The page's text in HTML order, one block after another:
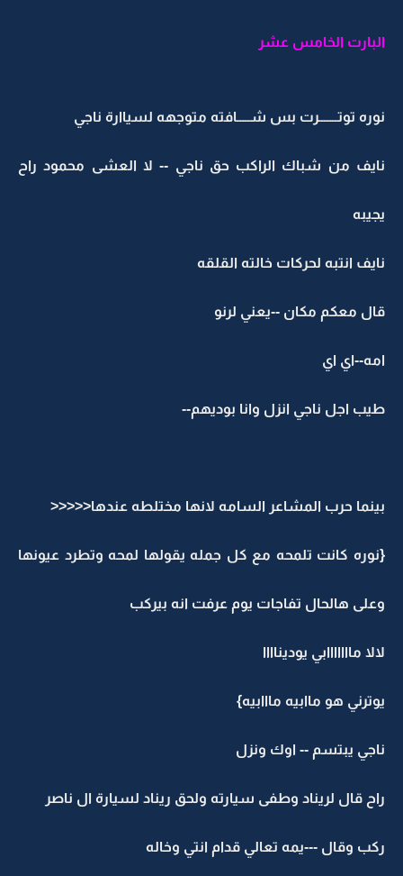
البارت الخامس عشر
نوره توتـــــــرت بس شـــــافته متوجهه لسياارة ناجي
نايف من شباك الراكب حق ناجي -- لا العشى محمود راح
يجيبه
نايف انتبه لحركات خالته القلقه
قال معكم مكان --يعني لرنو
امه--اي اي
طيب اجل ناجي انزل وانا بوديهم--
بينما حرب المشاعر السامه لانها مختلطه عندها<<<<<
{نوره كانت تلمحه مع كل جمله يقولها لمحه وتطرد عيونها
وعلى هالحال تفاجات يوم عرفت انه بيركب
لالا مااااااابي يوديناااا
يوترني هو ماابيه مااابيه}
ناجي يبتسم -- اوك ونزل
راح قال لريناد وطفى سيارته ولحق ريناد لسيارة ال ناصر
ركب وقال ---يمه تعالي قدام انتي وخاله